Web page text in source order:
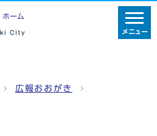
ホーム
メニュー
広報おおがき